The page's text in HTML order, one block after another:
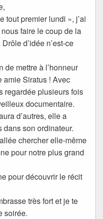
tout premier lundi », j’ai
faire le coup de la
d’idée n’est-ce
de mettre à l’honneur
amie Siratus ! Avec
regardée plusieurs fois
documentaire.
d’autres, elle a
dans son ordinateur.
chercher elle-même
pour notre plus grand
pour découvrir le récit
très fort et je te
soirée.